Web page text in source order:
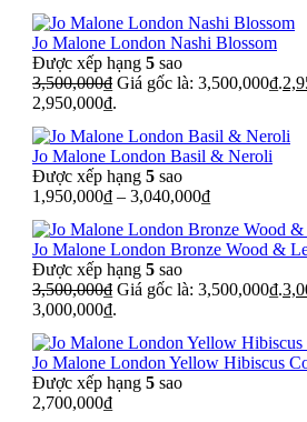
Jo Malone London Nashi Blossom
Được xếp hạng 5 sao
3,500,000₫ Giá gốc là: 3,500,000₫.
2,950,000₫.
Jo Malone London Basil & Neroli
Được xếp hạng 5 sao
1,950,000₫ – 3,040,000₫
Jo Malone London Bronze Wood &
Được xếp hạng 5 sao
3,500,000₫ Giá gốc là: 3,500,000₫.
3,000,000₫.
Jo Malone London Yellow Hibiscus
Được xếp hạng 5 sao
2,700,000₫